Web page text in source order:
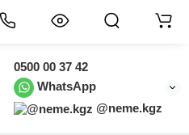
0500 00 37 42
WhatsApp
@neme.kgz